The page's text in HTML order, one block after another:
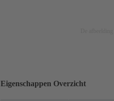
Eigenschappen Overzicht